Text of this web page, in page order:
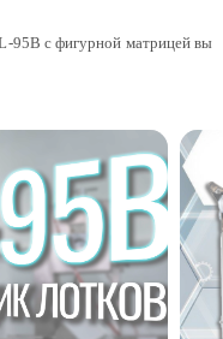
95B с фигурной матрицей вы